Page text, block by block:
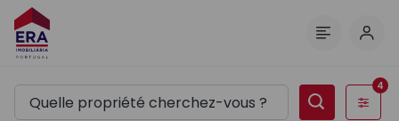
Filtres
4